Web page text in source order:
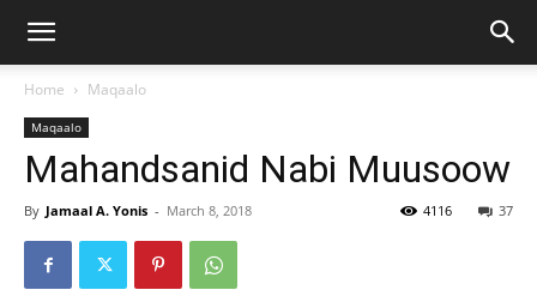
Home Maqaalo
Maqaalo
Mahandsanid Nabi Muusoow
By Jamaal A. Yonis - March 8, 2018 37
4116